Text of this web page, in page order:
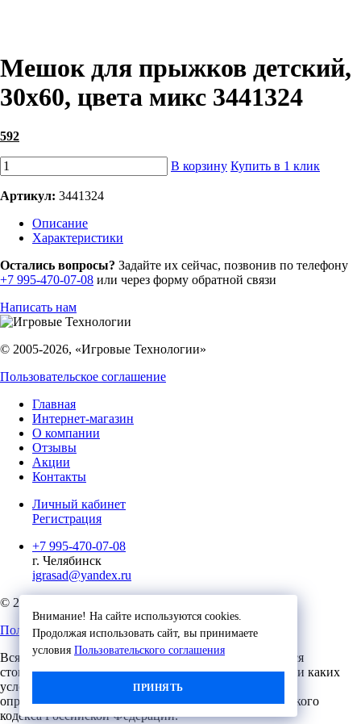
Мешок для прыжков детский,
30x60, цвета микс 3441324
592
В корзину Купить в 1 клик
Артикул: 3441324
Описание
Характеристики
Внимание! На сайте используются cookies.
Продолжая использовать сайт, вы принимаете
условия Пользовательского соглашения
ПРИНЯТЬ
Остались вопросы? Задайте их сейчас, позвонив по телефону
+7 995-470-07-08 или через форму обратной связи
Написать нам
© 2005-2026, «Игровые Технологии»
Пользовательское соглашение
Главная
Интернет-магазин
О компании
Отзывы
Акции
Контакты
Личный кабинет
Регистрация
+7 995-470-07-08
г. Челябинск
igrasad@yandex.ru
© 2023, Игровые Технологии
Пользовательское соглашение
Вся представленная на сайте информация, касающаяся
стоимости, носит информационный характер и ни при каких
условиях не является публичной офертой,
определяемой положениями Статьи 437 (2) Гражданского
кодекса Российской Федерации.